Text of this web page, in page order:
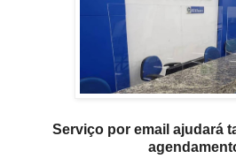
Serviço por email ajudará